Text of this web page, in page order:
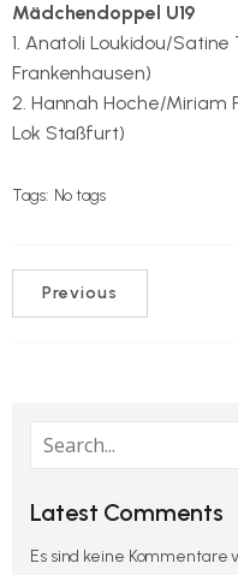
Mädchendoppel U19
1. Anatoli Loukidou/
Frankenhausen)
2. Hannah Hoche/Miriam
Lok Staßfurt)
Tags: No tags
Previous
Latest Comments
Es sind keine Kommentare